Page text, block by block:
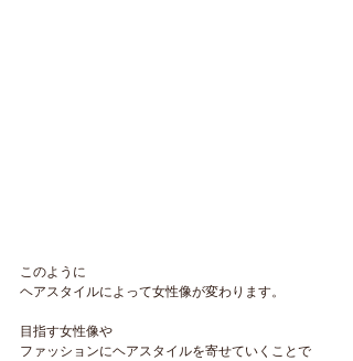
このように
ヘアスタイルによって女性像が変わります。
目指す女性像や
ファッションにヘアスタイルを寄せていくことで